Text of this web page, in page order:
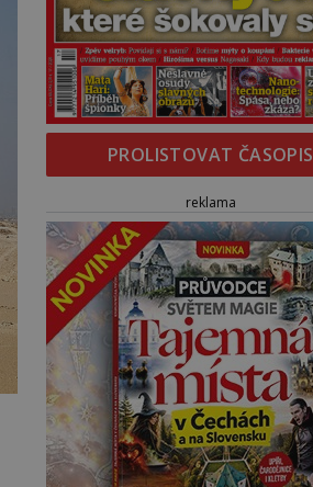
PROLISTOVAT ČASOPIS
reklama